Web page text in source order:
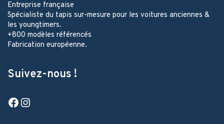
Entreprise française
Spécialiste du tapis sur-mesure pour les voitures anciennes &
les youngtimers.
+800 modèles référencés
Fabrication européenne.
Suivez-nous !
Facebook